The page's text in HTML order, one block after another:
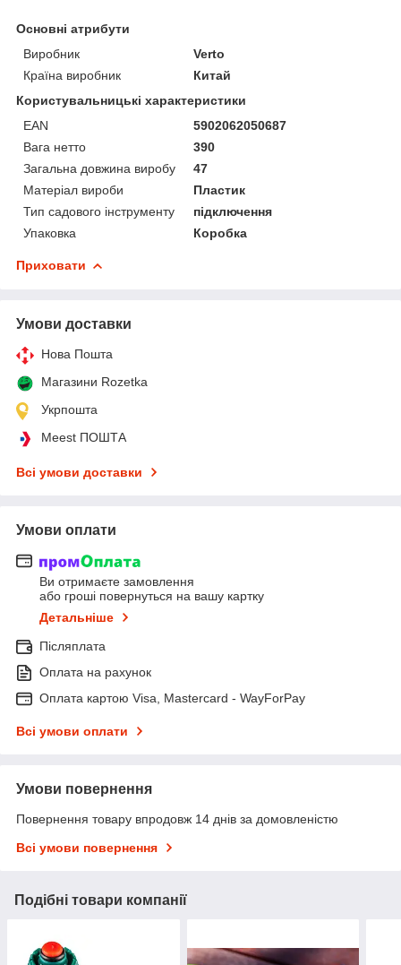
Основні атрибути
Виробник
Verto
Країна виробник
Китай
Користувальницькі характеристики
EAN
5902062050687
Вага нетто
390
Загальна довжина виробу
47
Матеріал вироби
Пластик
Тип садового інструменту
підключення
Упаковка
Коробка
Приховати
Умови доставки
Нова Пошта
Магазини Rozetka
Укрпошта
Meest ПОШТА
Всі умови доставки
Умови оплати
Ви отримаєте замовлення
або гроші повернуться на вашу картку
Детальніше
Післяплата
Оплата на рахунок
Оплата картою Visa, Mastercard - WayForPay
Всі умови оплати
Умови повернення
Повернення товару впродовж 14 днів за домовленістю
Всі умови повернення
Подібні товари компанії